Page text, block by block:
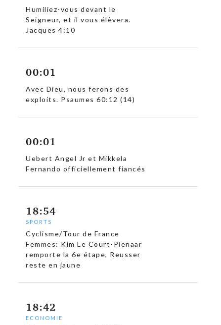
Humiliez-vous devant le
Seigneur, et il vous élèvera.
Jacques 4:10
00:01
Avec Dieu, nous ferons des
exploits. Psaumes 60:12 (14)
00:01
Uebert Angel Jr et Mikkela
Fernando officiellement fiancés
18:54
SPORTS
Cyclisme/Tour de France
Femmes: Kim Le Court-Pienaar
remporte la 6e étape, Reusser
reste en jaune
18:42
ECONOMIE